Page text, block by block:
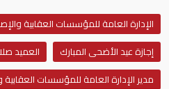
الإدارة العامة للمؤسسات العقابية
إجازة عيد الأضحى المبارك
العميد
مدير الإدارة العامة للمؤسسات العقابية